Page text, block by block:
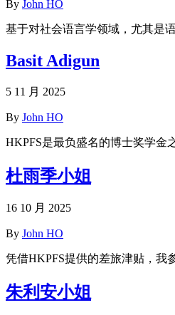
By John HO
基于对社会语言学领域，尤其是
Basit Adigun
5 11 月 2025
By John HO
HKPFS是最负盛名的博士奖学
杜雨季小姐
16 10 月 2025
By John HO
凭借HKPFS提供的差旅津贴，
朱利安小姐